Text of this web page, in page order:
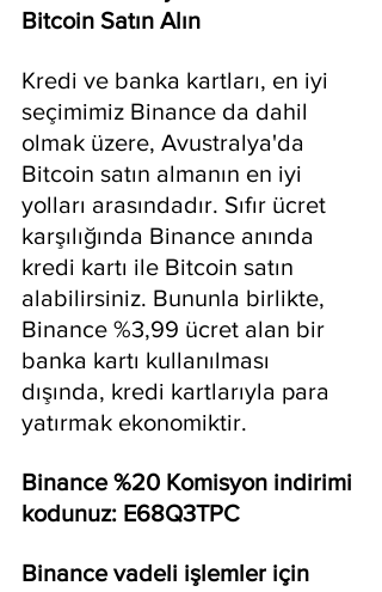
Bitcoin Satın Alın
Kredi ve banka kartları, en iyi
seçimimiz Binance da dahil
olmak üzere, Avustralya'da
Bitcoin satın almanın en iyi
yolları arasındadır. Sıfır ücret
karşılığında Binance anında
kredi kartı ile Bitcoin satın
alabilirsiniz. Bununla birlikte,
Binance %3,99 ücret alan bir
banka kartı kullanılması
dışında, kredi kartlarıyla para
yatırmak ekonomiktir.
Binance %20 Komisyon indirimi
kodunuz: E68Q3TPC
Binance vadeli işlemler için